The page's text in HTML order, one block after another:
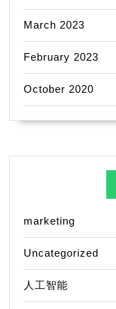
March 2023
February 2023
October 2020
marketing
Uncategorized
人工智能